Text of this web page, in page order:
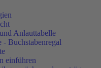
Anlauttabelle
- Buchstabenregal
einführen